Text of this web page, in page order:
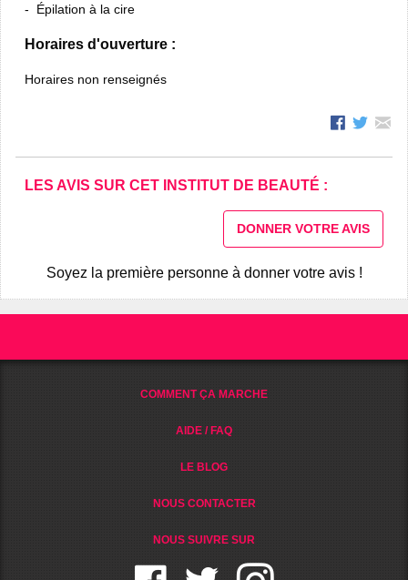
Épilation à la cire
Horaires d'ouverture :
Horaires non renseignés
LES AVIS SUR CET INSTITUT DE BEAUTÉ :
DONNER VOTRE AVIS
Soyez la première personne à donner votre avis !
COMMENT ÇA MARCHE
AIDE / FAQ
LE BLOG
NOUS CONTACTER
NOUS SUIVRE SUR